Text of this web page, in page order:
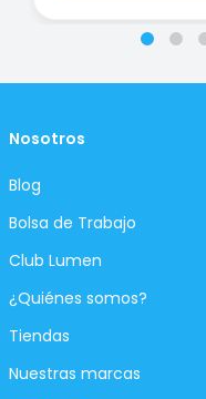
Nosotros
Blog
Bolsa de Trabajo
Club Lumen
¿Quiénes somos?
Tiendas
Nuestras marcas